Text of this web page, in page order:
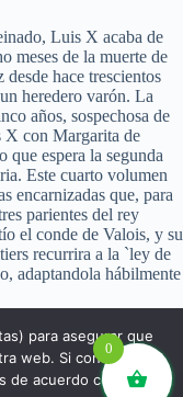
Luis X acaba de
meses de la muerte de
hace trescientos
heredero varón. La
años, sospechosa de
X con Margarita de
que espera la segunda
Este cuarto volumen
encarnizadas que, para
parientes del rey
el conde de Valois, y su
recurrira a la `ley de
adaptandola hábilmente
0
para asegurar que
web. Si continúas
de acuerdo con ello.